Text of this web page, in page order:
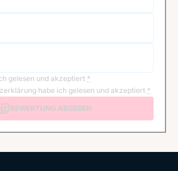
gelesen und akzeptiert *
habe ich gelesen und akzeptiert *
BEWERTUNG ABGEBEN